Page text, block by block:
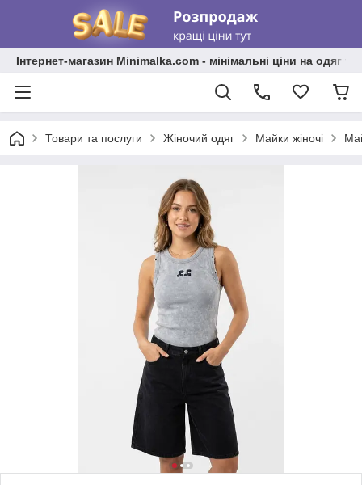
Інтернет-магазин Minimalka.com - мінімальні ціни на одяг
Товари та послуги Жіночий одяг Майки жіночі